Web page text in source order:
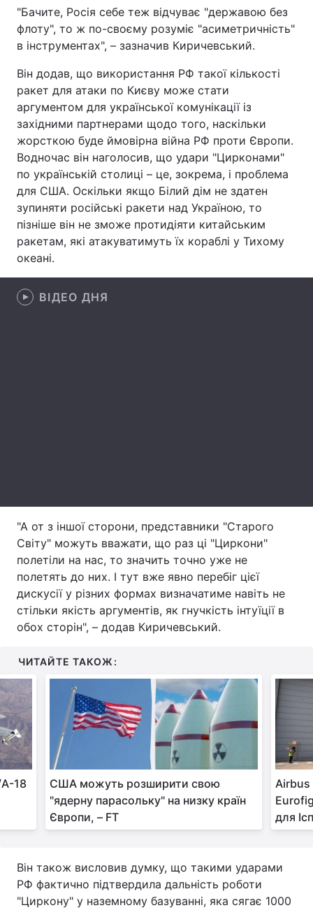
Здоров'я Туризм
Цікавинки Погода
Екологія Регіони
Лонгріди
Відео з Youtube
Інтерв'ю Думки
Архів Вакансії
Контакти
"Бачите, Росія себе теж відчуває "державою без
флоту", то ж по-своєму розуміє "асиметричність"
в інструментах", – зазначив Киричевський.
Він додав, що використання РФ такої кількості
ракет для атаки по Києву може стати
аргументом для української комунікації із
західними партнерами щодо того, наскільки
жорсткою буде ймовірна війна РФ проти Європи.
Водночас він наголосив, що удари "Цирконами"
по українській столиці – це, зокрема, і проблема
для США. Оскільки якщо Білий дім не здатен
зупиняти російські ракети над Україною, то
пізніше він не зможе протидіяти китайським
ракетам, які атакуватимуть їх кораблі у Тихому
океані.
ВІДЕО ДНЯ
"А от з іншої сторони, представники "Старого
Світу" можуть вважати, що раз ці "Циркони"
полетіли на нас, то значить точно уже не
полетять до них. І тут вже явно перебіг цієї
дискусії у різних формах визначатиме навіть не
стільки якість аргументів, як гнучкість інтуїції в
обох сторін", – додав Киричевський.
ЧИТАЙТЕ ТАКОЖ:
18
США можуть розширити свою
"ядерну парасольку" на низку країн
Європи, – FT
Airbus
для
Він також висловив думку, що такими ударами
РФ фактично підтвердила дальність роботи
"Циркону" у наземному базуванні, яка сягає 1000